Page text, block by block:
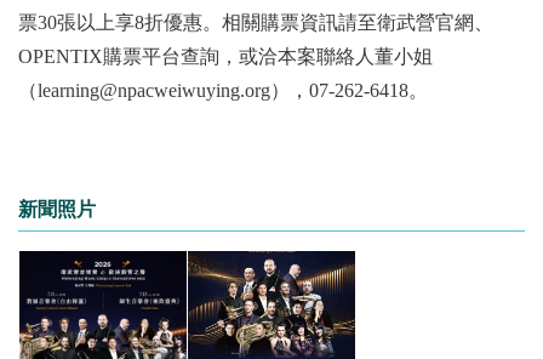
票30張以上享8折優惠。相關購票資訊請至衛武營官網、
OPENTIX購票平台查詢，或洽本案聯絡人董小姐
（learning@npacweiwuying.org），07-262-6418。
新聞照片